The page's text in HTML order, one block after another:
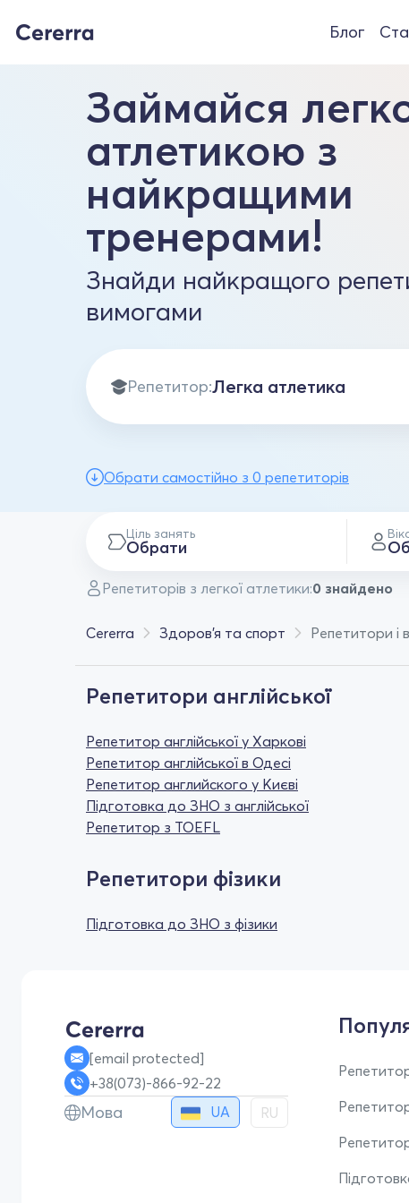
Блог
Займайся
атлетикою з
найкращими
тренерами!
Знайди найкращого
вимогами
Репетитор:
Обрати самостійно з 0 репетиторів
Ціль занять
Обрати
Репетиторів з легкої атлетики:0 знайдено
Cererra Здоров'я та спорт Репетитори і
Репетитори англійської
Репетитор англійської у Харкові
Репетитор англійської в Одесі
Репетитор английского у Києві
Підготовка до ЗНО з англійської
Репетитор з TOEFL
Репетитори фізики
Підготовка до ЗНО з фізики
[email protected]
+38(073)-866-92-22
Мова UA RU